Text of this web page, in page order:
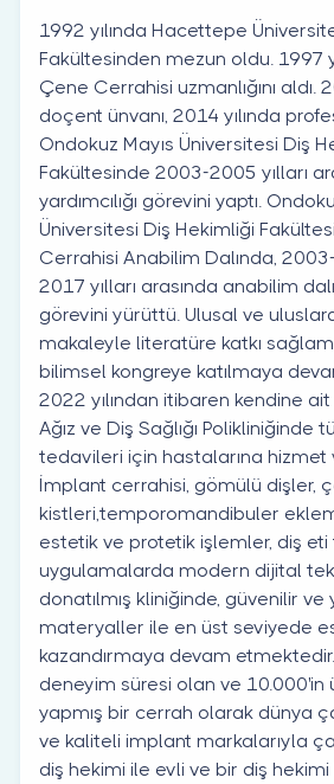
1992 yılında Hacettepe
Fakültesinden mezun oldu. 1997
Çene Cerrahisi uzmanlığını aldı.
doçent ünvanı, 2014 yılında
Ondokuz Mayıs Üniversitesi Diş
Fakültesinde 2003-2005 yılları
yardımcılığı görevini yaptı.
Üniversitesi Diş Hekimliği
Cerrahisi Anabilim Dalında,
2017 yılları arasında anabilim
görevini yürüttü. Ulusal ve
makaleyle literatüre katkı
bilimsel kongreye katılmaya
2022 yılından itibaren kendine
Ağız ve Diş Sağlığı Polikliniğinde
tedavileri için hastalarına hizmet
İmplant cerrahisi, gömülü dişler,
kistleri,temporomandibuler eklem
estetik ve protetik işlemler, diş
uygulamalarda modern dijital
donatılmış kliniğinde, güvenilir
materyaller ile en üst seviyede
kazandırmaya devam etmektedir.
deneyim süresi olan ve 10.000'in
yapmış bir cerrah olarak dünya
ve kaliteli implant markalarıyla
diş hekimi ile evli ve bir diş hekimi